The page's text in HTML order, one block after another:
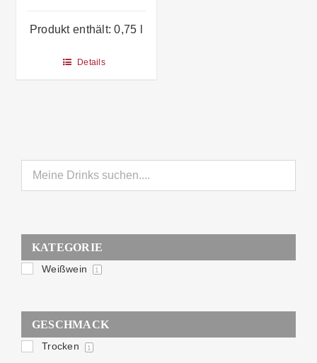
Produkt enthält: 0,75 l
Details
KATEGORIE
Weißwein 1
GESCHMACK
Trocken 1